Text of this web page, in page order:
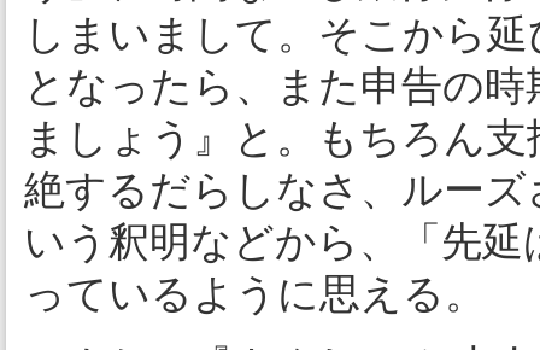
しまいまして。そこから
となったら、また申告の
ましょう』と。もちろん
絶するだらしなさ、ルー
いう釈明などから、「先
っているように思える。